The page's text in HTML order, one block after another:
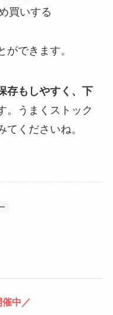
買いする
ができます。
存もしやすく、下
。うまくストック
てくださいね。
中／